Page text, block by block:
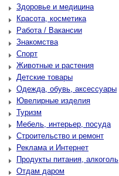
Здоровье и медицина
Красота, косметика
Работа / Вакансии
Знакомства
Спорт
Животные и растения
Детские товары
Одежда, обувь, аксессуары
Ювелирные изделия
Туризм
Мебель, интерьер, посуда
Строительство и ремонт
Реклама и Интернет
Продукты питания, алкоголь
Отдам даром